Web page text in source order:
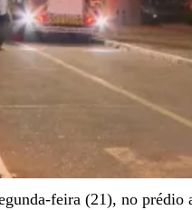
feira (21), no prédio